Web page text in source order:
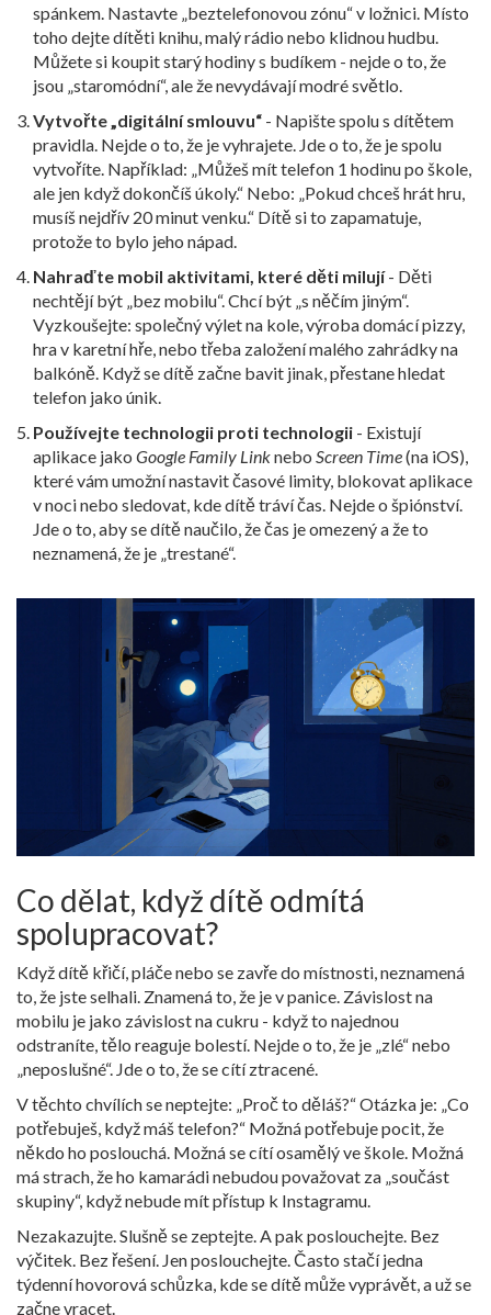
spánkem. Nastavte „beztelefonovou zónu“ v ložnici. Místo
toho dejte dítěti knihu, malý rádio nebo klidnou hudbu.
Můžete si koupit starý hodiny s budíkem - nejde o to, že
jsou „staromódní“, ale že nevydávají modré světlo.
Vytvořte „digitální smlouvu“ - Napište spolu s dítětem
pravidla. Nejde o to, že je vyhrajete. Jde o to, že je spolu
vytvoříte. Například: „Můžeš mít telefon 1 hodinu po škole,
ale jen když dokončíš úkoly.“ Nebo: „Pokud chceš hrát hru,
musíš nejdřív 20 minut venku.“ Dítě si to zapamatuje,
protože to bylo jeho nápad.
Nahraďte mobil aktivitami, které děti milují- Děti
nechtějí být „bez mobilu“. Chcí být „s něčím jiným“.
Vyzkoušejte: společný výlet na kole, výroba domácí pizzy,
hra v karetní hře, nebo třeba založení malého zahrádky na
balkóně. Když se dítě začne bavit jinak, přestane hledat
telefon jako únik.
Používejte technologii proti technologii - Existují
aplikace jako Google Family Linknebo Screen Time(na iOS),
které vám umožní nastavit časové limity, blokovat aplikace
v noci nebo sledovat, kde dítě tráví čas. Nejde o špiónství.
Jde o to, aby se dítě naučilo, že čas je omezený a že to
neznamená, že je „trestané“.
Co dělat, když dítě odmítá
spolupracovat?
Když dítě křičí, pláče nebo se zavře do místnosti, neznamená
to, že jste selhali. Znamená to, že je v panice. Závislost na
mobilu je jako závislost na cukru - když to najednou
odstraníte, tělo reaguje bolestí. Nejde o to, že je „zlé“ nebo
„neposlušné“. Jde o to, že se cítí ztracené.
V těchto chvílích se neptejte: „Proč to děláš?“ Otázka je: „Co
potřebuješ, když máš telefon?“ Možná potřebuje pocit, že
někdo ho poslouchá. Možná se cítí osamělý ve škole. Možná
má strach, že ho kamarádi nebudou považovat za „součást
skupiny“, když nebude mít přístup k Instagramu.
Nezakazujte. Slušně se zeptejte. A pak poslouchejte. Bez
výčitek. Bez řešení. Jen poslouchejte. Často stačí jedna
týdenní hovorová schůzka, kde se dítě může vyprávět, a už se
začne vracet.